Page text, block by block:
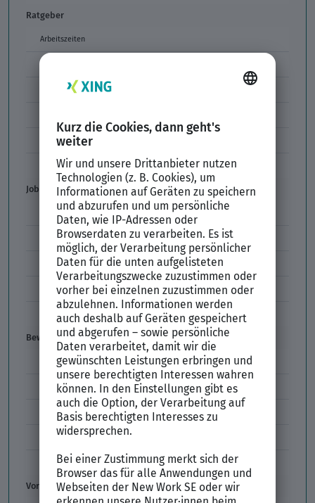
Ratgeber
Arbeitszeiten
Formulierungen im Arbeitszeugnis
Unbefristeter Arbeitsvertrag
Der XING Bewerbungsratgeber
Job & Karriere
Arbeitsvertrag
Codes im Arbeitszeugnis
Kündigung
Einstiegsgehalt
Gehaltswunsch
Bewerbung
E-Mail-Bewerbung
Anlagen und Zeugnisse
Initiativbewerbung
Interne Bewerbung
Empfehlungsschreiben
Vorstellungsgespräch